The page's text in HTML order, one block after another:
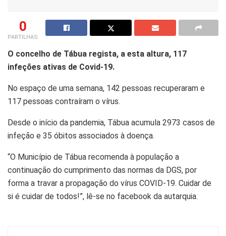
0
PARTILHAS
O concelho de Tábua regista, a esta altura, 117
infeções ativas de Covid-19.
No espaço de uma semana, 142 pessoas recuperaram e
117 pessoas contraíram o vírus.
Desde o início da pandemia, Tábua acumula 2973 casos de
infeção e 35 óbitos associados à doença.
“O Município de Tábua recomenda à população a
continuação do cumprimento das normas da DGS, por
forma a travar a propagação do vírus COVID-19. Cuidar de
si é cuidar de todos!”, lê-se no facebook da autarquia.